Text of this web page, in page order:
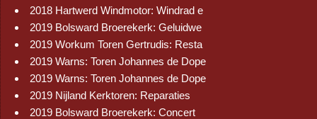
2018 Hartwerd Windmotor: Windrad e
2019 Bolsward Broerekerk: Geluidwe
2019 Workum Toren Gertrudis: Resta
2019 Warns: Toren Johannes de Dope
2019 Warns: Toren Johannes de Dope
2019 Nijland Kerktoren: Reparaties
2019 Bolsward Broerekerk: Concert